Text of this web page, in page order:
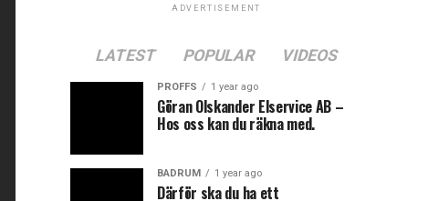
ADVERTISEMENT
LATEST POPULAR VIDEOS
PROFFS 1 year ago
Göran Olskander Elservice AB –
Hos oss kan du räkna med.
BADRUM 1 year ago
Därför ska du ha ett